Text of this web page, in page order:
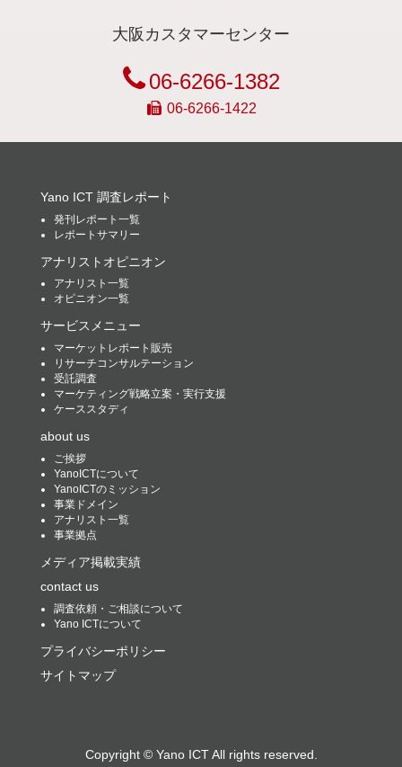
大阪カスタマーセンター
06-6266-1382
06-6266-1422
Yano ICT 調査レポート
発刊レポート一覧
レポートサマリー
アナリストオピニオン
アナリスト一覧
オピニオン一覧
サービスメニュー
マーケットレポート販売
リサーチコンサルテーション
受託調査
マーケティング戦略立案・実行支援
ケーススタディ
about us
ご挨拶
YanoICTについて
YanoICTのミッション
事業ドメイン
アナリスト一覧
事業拠点
メディア掲載実績
contact us
調査依頼・ご相談について
Yano ICTについて
プライバシーポリシー
サイトマップ
Copyright © Yano ICTAll rights reserved.